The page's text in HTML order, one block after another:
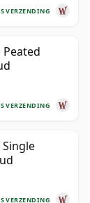
VERZENDING
Peated
VERZENDING
VERZENDING